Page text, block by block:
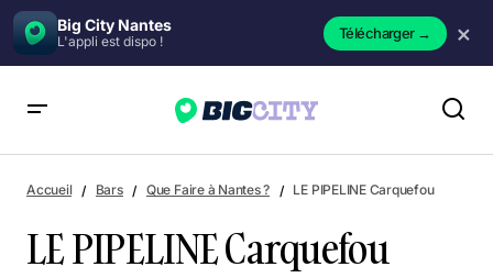
Big City Nantes
L'appli est dispo ! Télécharger→ ×
Accueil Bars Que Faire à Nantes ? LE PIPELINE Carquefou
LE PIPELINE Carquefou